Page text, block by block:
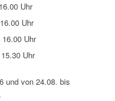
Uhr
Uhr
Uhr
Uhr
und von 24.08. bis